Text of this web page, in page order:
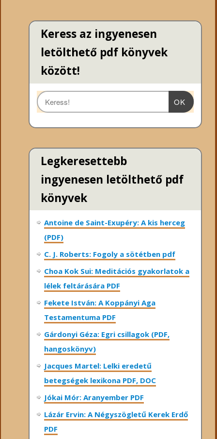
Keress az ingyenesen
letölthető pdf könyvek
között!
OK
Legkeresettebb
ingyenesen letölthető pdf
könyvek
Antoine de Saint-Exupéry: A kis herceg
(PDF)
C. J. Roberts: Fogoly a sötétben pdf
Choa Kok Sui: Meditációs gyakorlatok a
lélek feltárására PDF
Fekete István: A Koppányi Aga
Testamentuma PDF
Gárdonyi Géza: Egri csillagok (PDF,
hangoskönyv)
Jacques Martel: Lelki eredetű
betegségek lexikona PDF, DOC
Jókai Mór: Aranyember PDF
Lázár Ervin: A Négyszögletű Kerek Erdő
PDF